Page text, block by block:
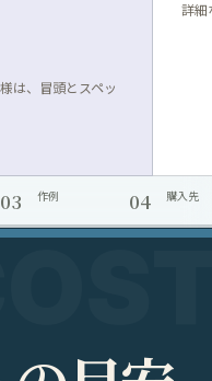
は、冒頭とスペッ
詳細
03 作例 04 購入先